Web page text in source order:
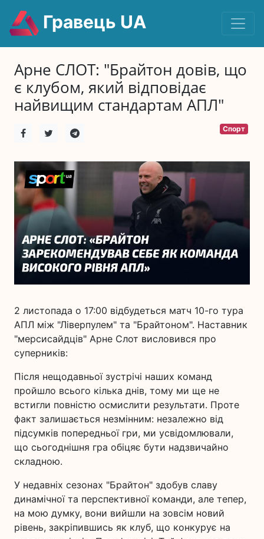
Гравець UA
Арне СЛОТ: "Брайтон довів, що
є клубом, який відповідає
найвищим стандартам АПЛ"
Спорт
2 листопада о 17:00 відбудеться матч 10-го тура
АПЛ між "Ліверпулем" та "Брайтоном". Наставник
"мерсисайдців" Арне Слот висловився про
суперників:
Після нещодавньої зустрічі наших команд
пройшло всього кілька днів, тому ми ще не
встигли повністю осмислити результати. Проте
факт залишається незмінним: незалежно від
підсумків попередньої гри, ми усвідомлювали,
що сьогоднішня гра обіцяє бути надзвичайно
складною.
У недавніх сезонах "Брайтон" здобув славу
динамічної та перспективної команди, але тепер,
на мою думку, вони вийшли на зовсім новий
рівень, закріпившись як клуб, що конкурує на